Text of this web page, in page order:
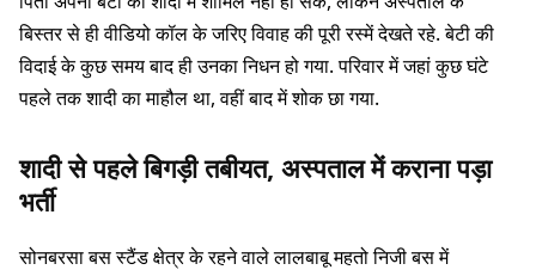
बिस्तर से ही वीडियो कॉल के जरिए विवाह की पूरी रस्में देखते रहे. बेटी की
विदाई के कुछ समय बाद ही उनका निधन हो गया. परिवार में जहां कुछ घंटे
पहले तक शादी का माहौल था, वहीं बाद में शोक छा गया.
शादी से पहले बिगड़ी तबीयत, अस्पताल में कराना पड़ा
भर्ती
सोनबरसा बस स्टैंड क्षेत्र के रहने वाले लालबाबू महतो निजी बस में